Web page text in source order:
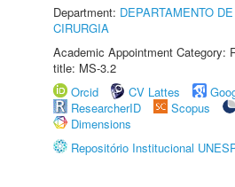
Department: DEPARTAMENTO
CIRURGIA
Academic Appointment Category:
title: MS-3.2
Orcid
CV Lattes
ResearcherID
Scopus
Dimensions
Repositório Institucional